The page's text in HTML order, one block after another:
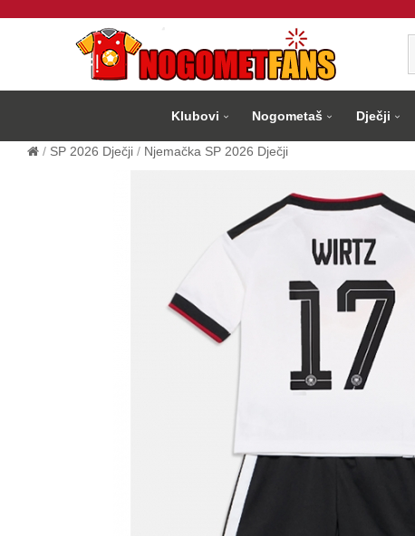
Klubovi Nogometaš Dječji
SP 2026 Dječji Njemačka SP 2026 Dječji